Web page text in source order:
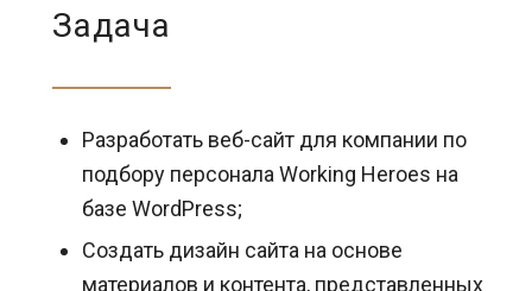
Задача
Разработать веб-сайт для компании по
подбору персонала Working Heroes на
базе WordPress;
Создать дизайн сайта на основе
материалов и контента, представленных